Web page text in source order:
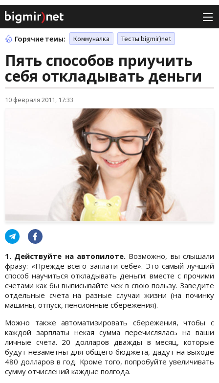
Горячие темы: Коммуналка Тесты bigmir)net
Пять способов приучить
себя откладывать деньги
10 февраля 2011, 17:33
1. Действуйте на автопилоте. Возможно, вы слышали
фразу: «Прежде всего заплати себе». Это самый лучший
способ научиться откладывать деньги: вместе с прочими
счетами как бы выписывайте чек в свою пользу. Заведите
отдельные счета на разные случаи жизни (на починку
машины, отпуск, пенсионные сбережения).
Можно также автоматизировать сбережения, чтобы с
каждой зарплаты некая сумма перечислялась на ваши
личные счета. 20 долларов дважды в месяц, которые
будут незаметны для общего бюджета, дадут на выходе
480 долларов в год. Кроме того, попробуйте увеличивать
сумму отчислений каждые полгода.